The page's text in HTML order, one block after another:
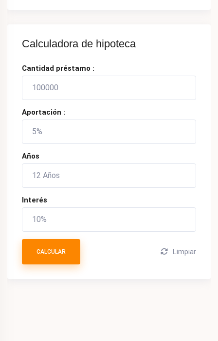
Calculadora de hipoteca
Cantidad préstamo :
Aportación :
Años
Interés
CALCULAR Limpiar